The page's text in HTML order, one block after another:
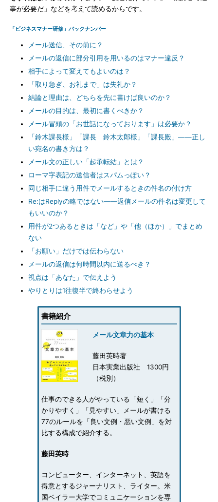
事が必要だ」などを考えて読めるからです。
「ビジネスマナー研修」バックナンバー
メール送信、その前に？
メールの返信に部分引用を用いるのはマナー違反？
相手によって変えてもよいのは？
「取り急ぎ、お礼まで」は失礼か？
結論と理由は、どちらを先に書けば良いのか？
メールの目的は、最初に書くべきか？
メール冒頭の「お世話になっております」は必要か？
「鈴木課長様」「課長 鈴木太郎様」「課長殿」――正し
い宛名の書き方は？
メール文の正しい「起承転結」とは？
ローマ字表記の送信者はスパムっぽい？
同じ相手に違う用件でメールするときの件名の付け方
Re:はReplyの略ではない――返信メールの件名は変更して
もいいのか？
用件が2つあるときは「など」や「他（ほか）」でまとめ
ない
「お願い」だけでは伝わらない
メールの返信は何時間以内に送るべき？
視点は「あなた」で伝えよう
やりとりは1往復半で終わらせよう
書籍紹介
メール文章力の基本
藤田英時著
日本実業出版社 1300円
（税別）
仕事のできる人がやっている「短く」「分
かりやすく」「見やすい」メールが書ける
77のルールを「良い文例・悪い文例」を対
比する構成で紹介する。
藤田英時
コンピューター、インターネット、英語を
得意とするジャーナリスト、ライター。米
国ベイラー大学でコミュニケーションを専